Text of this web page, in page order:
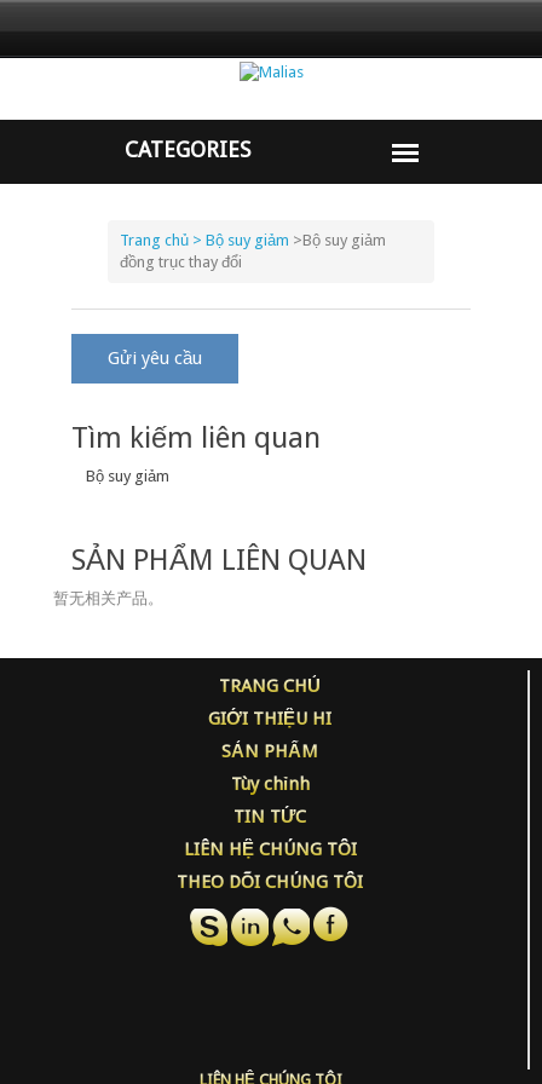
Trang chủ > Bộ suy giảm >Bộ suy giảm
đồng trục thay đổi
Gửi yêu cầu
Tìm kiếm liên quan
Bộ suy giảm
SẢN PHẨM LIÊN QUAN
暂无相关产品。
TRANG CHỦ
GIỚI THIỆU HI
SẢN PHẨM
Tùy chỉnh
TIN TỨC
LIÊN HỆ CHÚNG TÔI
THEO DÕI CHÚNG TÔI
LIÊN HỆ CHÚNG TÔI